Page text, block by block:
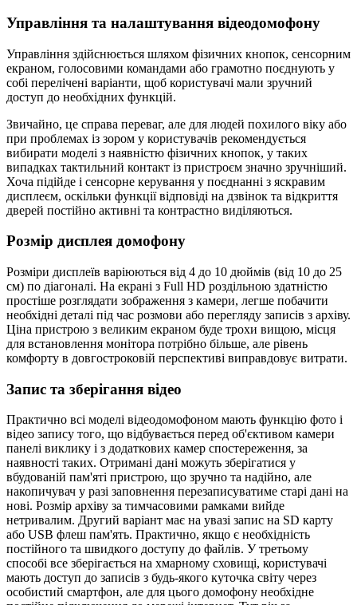
Управління та налаштування відеодомофону
Управління здійснюється шляхом фізичних кнопок, сенсорним
екраном, голосовими командами або грамотно поєднують у
собі перелічені варіанти, щоб користувачі мали зручний
доступ до необхідних функцій.
Звичайно, це справа переваг, але для людей похилого віку або
при проблемах із зором у користувачів рекомендується
вибирати моделі з наявністю фізичних кнопок, у таких
випадках тактильний контакт із пристроєм значно зручніший.
Хоча підійде і сенсорне керування у поєднанні з яскравим
дисплеєм, оскільки функції відповіді на дзвінок та відкриття
дверей постійно активні та контрастно виділяються.
Розмір дисплея домофону
Розміри дисплеїв варіюються від 4 до 10 дюймів (від 10 до 25
см) по діагоналі. На екрані з Full HD роздільною здатністю
простіше розглядати зображення з камери, легше побачити
необхідні деталі під час розмови або перегляду записів з архіву.
Ціна пристрою з великим екраном буде трохи вищою, місця
для встановлення монітора потрібно більше, але рівень
комфорту в довгостроковій перспективі виправдовує витрати.
Запис та зберігання відео
Практично всі моделі відеодомофоном мають функцію фото і
відео запису того, що відбувається перед об'єктивом камери
панелі виклику і з додаткових камер спостереження, за
наявності таких. Отримані дані можуть зберігатися у
вбудованій пам'яті пристрою, що зручно та надійно, але
накопичувач у разі заповнення перезаписуватиме старі дані на
нові. Розмір архіву за тимчасовими рамками вийде
нетривалим. Другий варіант має на увазі запис на SD карту
або USB флеш пам'ять. Практично, якщо є необхідність
постійного та швидкого доступу до файлів. У третьому
способі все зберігається на хмарному сховищі, користувачі
мають доступ до записів з будь-якого куточка світу через
особистий смартфон, але для цього домофону необхідне